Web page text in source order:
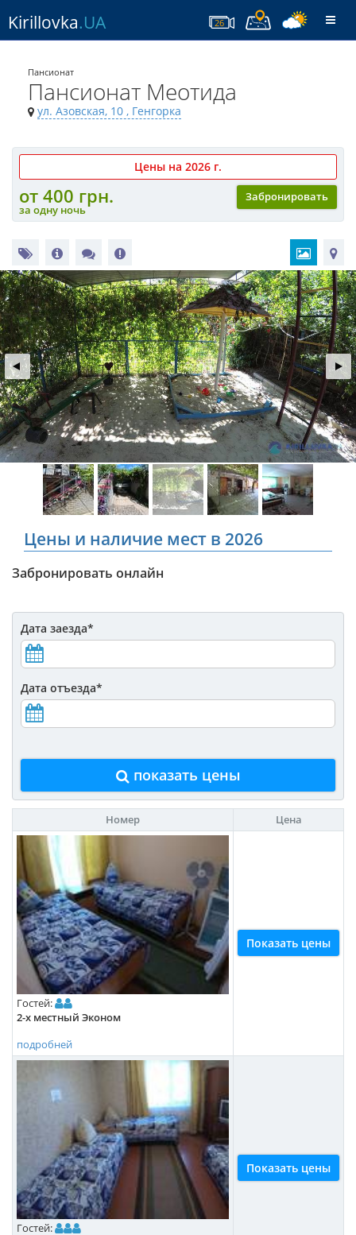
Kirillovka.UA 26
Пансионат
Пансионат Меотида
ул. Азовская, 10 , Генгорка
Цены на 2026 г.
Забронировать
от 400 грн.
за одну ночь
Цены и наличие мест в 2026
Забронировать онлайн
Дата заезда*
Дата отъезда*
показать цены
Номер Цена
Гостей:
2-х местный Эконом
подробней
Показать цены
Гостей:
Показать цены